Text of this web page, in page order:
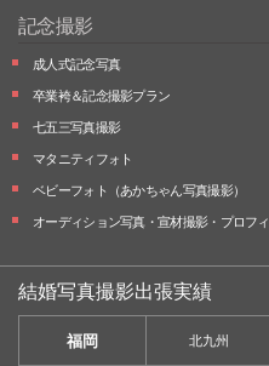
記念撮影
成人式記念写真
卒業袴＆記念撮影プラン
七五三写真撮影
マタニティフォト
ベビーフォト （あかちゃん写真撮影）
オーディション写真・ 宣材撮影・ プロフ
結婚写真撮影出張実績
福岡 北九州